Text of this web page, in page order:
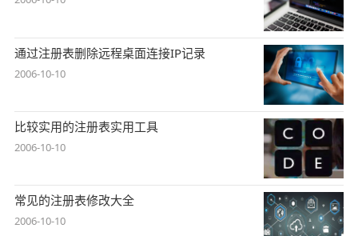
通过注册表删除远程桌面连接IP记录
2006-10-10
比较实用的注册表实用工具
2006-10-10
常见的注册表修改大全
2006-10-10